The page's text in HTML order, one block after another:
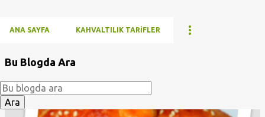
ANA SAYFA KAHVALTILIK TARIFLER
a
y
Bu Blogda Ara